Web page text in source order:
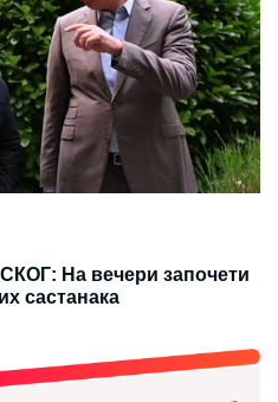
На вечери започети
састанака